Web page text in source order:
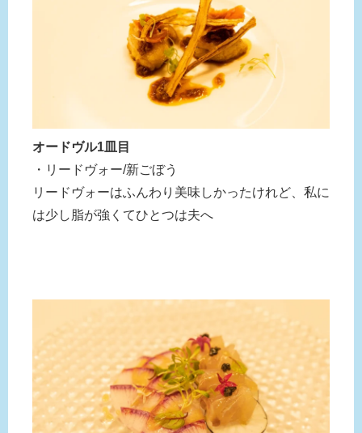
オードヴル1皿目
・リードヴォー/新ごぼう
リードヴォーはふんわり美味しかったけれど、私に
は少し脂が強くてひとつは夫へ